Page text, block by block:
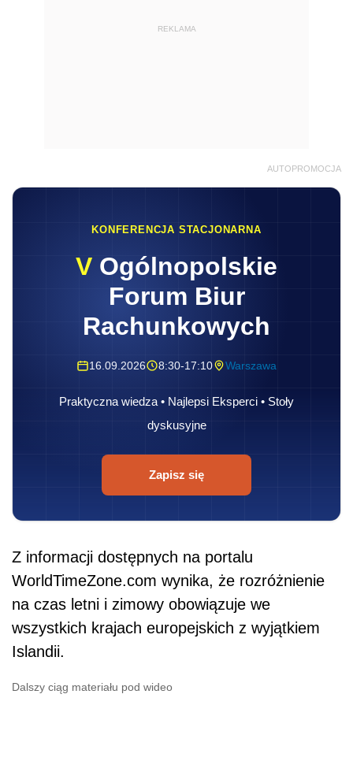
REKLAMA
AUTOPROMOCJA
KONFERENCJA STACJONARNA
V Ogólnopolskie
Forum Biur
Rachunkowych
16.09.2026 8:30-17:10 Warszawa
Praktyczna wiedza • Najlepsi Eksperci • Stoły
dyskusyjne
Zapisz się
Z informacji dostępnych na portalu
WorldTimeZone.com wynika, że rozróżnienie
na czas letni i zimowy obowiązuje we
wszystkich krajach europejskich z wyjątkiem
Islandii.
Dalszy ciąg materiału pod wideo